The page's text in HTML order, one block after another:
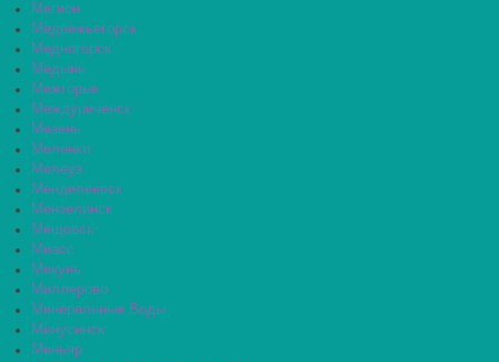
Мегион
Медвежьегорск
Медногорск
Медынь
Межгорье
Междуреченск
Мезень
Меленки
Мелеуз
Менделеевск
Мензелинск
Мещовск
Миасс
Микунь
Миллерово
Минеральные Воды
Минусинск
Миньяр